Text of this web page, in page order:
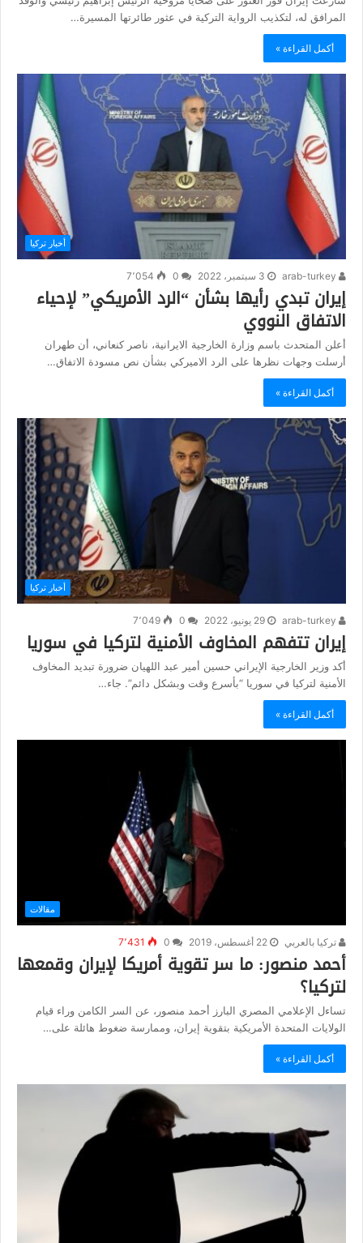
المرافق له، لتكذيب الرواية التركية في عثور طائرتها المسيرة…
أكمل القراءة »
أخبار تركيا
3 سبتمبر، 2022 7٬054
إيران تبدي رأيها بشأن “الرد الأمريكي” لإحياء
الاتفاق النووي
أعلن المتحدث باسم وزارة الخارجية الايرانية، ناصر كنعاني، أن طهران
أرسلت وجهات نظرها على الرد الاميركي بشأن نص مسودة الاتفاق…
أكمل القراءة »
أخبار تركيا
29 يونيو، 2022 7٬049
إيران تتفهم المخاوف الأمنية لتركيا في سوريا
أكد وزير الخارجية الإيراني حسين أمير عبد اللهيان ضرورة تبديد المخاوف
الأمنية لتركيا في سوريا “بأسرع وقت وبشكل دائم”. جاء…
أكمل القراءة »
مقالات
تركيا بالعربي 22 أغسطس، 2019 7٬431
أحمد منصور: ما سر تقوية أمريكا لإيران وقمعها
لتركيا؟
تساءل الإعلامي المصري البارز أحمد منصور، عن السر الكامن وراء قيام
الولايات المتحدة الأمريكية بتقوية إيران، وممارسة ضغوط هائلة على…
أكمل القراءة »